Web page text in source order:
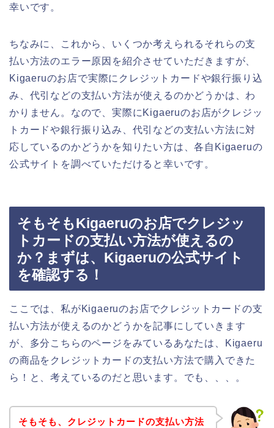
幸いです。
ちなみに、これから、いくつか考えられるそれらの支
払い方法のエラー原因を紹介させていただきますが、
Kigaeruのお店で実際にクレジットカードや銀行振り込
み、代引などの支払い方法が使えるのかどうかは、わ
かりません。なので、実際にKigaeruのお店がクレジッ
トカードや銀行振り込み、代引などの支払い方法に対
応しているのかどうかを知りたい方は、各自Kigaeruの
公式サイトを調べていただけると幸いです。
そもそもKigaeruのお店でクレジッ
トカードの支払い方法が使えるの
か？まずは、Kigaeruの公式サイト
を確認する！
ここでは、私がKigaeruのお店でクレジットカードの支
払い方法が使えるのかどうかを記事にしていきます
が、多分こちらのページをみているあなたは、Kigaeru
の商品をクレジットカードの支払い方法で購入できた
ら！と、考えているのだと思います。でも、、、。
そもそも、クレジットカードの支払い方法